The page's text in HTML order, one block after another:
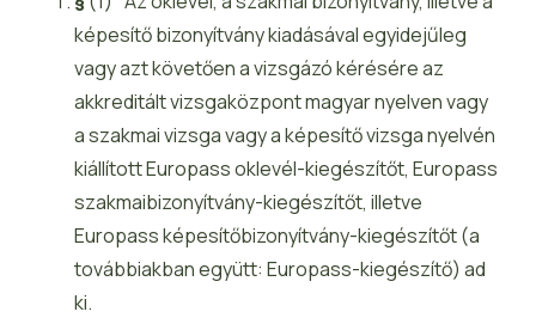
képesítő bizonyítvány kiadásával egyidejűleg
vagy azt követően a vizsgázó kérésére az
akkreditált vizsgaközpont magyar nyelven vagy
a szakmai vizsga vagy a képesítő vizsga nyelvén
kiállított Europass oklevél-kiegészítőt, Europass
szakmaibizonyítvány-kiegészítőt, illetve
Europass képesítőbizonyítvány-kiegészítőt (a
továbbiakban együtt: Europass-kiegészítő) ad
ki.